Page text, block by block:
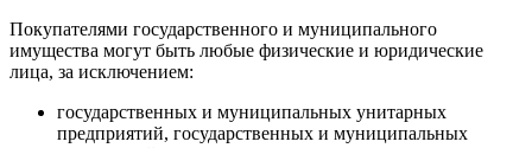
Покупателями государственного и муниципального
имущества могут быть любые физические и юридические
лица, за исключением:
государственных и муниципальных унитарных
предприятий, государственных и муниципальных